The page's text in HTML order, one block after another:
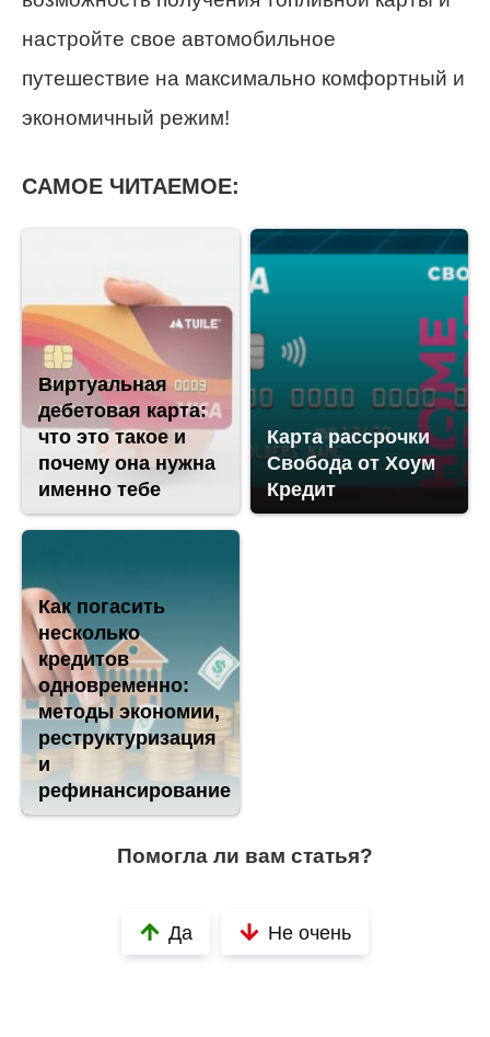
настройте свое автомобильное
путешествие на максимально комфортный и
экономичный режим!
САМОЕ ЧИТАЕМОЕ:
Виртуальная
дебетовая карта:
что это такое и
почему она нужна
именно тебе
Карта рассрочки
Свобода от Хоум
Кредит
Как погасить
несколько
кредитов
одновременно:
методы экономии,
реструктуризация
и
рефинансирование
Помогла ли вам статья?
Да Не очень